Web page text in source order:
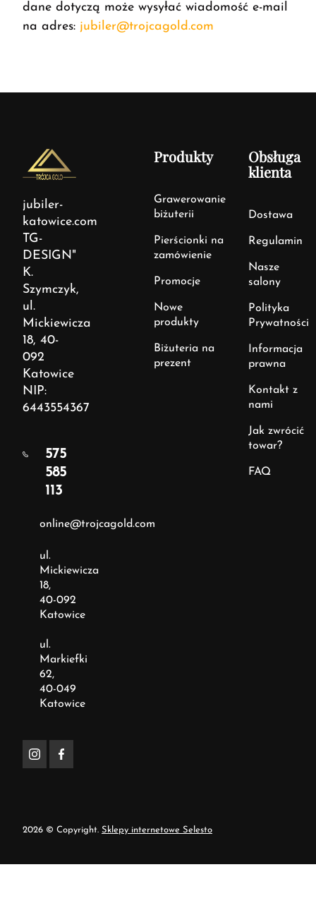
dane dotyczą może wysyłać wiadomość e-mail
na adres: jubiler@trojcagold.com
jubiler-
katowice.com
TG-
DESIGN"
K.
Szymczyk,
ul.
Mickiewicza
18, 40-
092
Katowice
NIP:
6443554367
575
585
113
online@trojcagold.com
ul.
Mickiewicza
18,
40-092
Katowice
ul.
Markiefki
62,
40-049
Katowice
Produkty
Grawerowanie
biżuterii
Pierścionki na
zamówienie
Promocje
Nowe
produkty
Biżuteria na
prezent
Obsługa
klienta
Dostawa
Regulamin
Nasze
salony
Polityka
Prywatności
Informacja
prawna
Kontakt z
nami
Jak zwrócić
towar?
FAQ
2026 © Copyright. Sklepy internetowe Selesto